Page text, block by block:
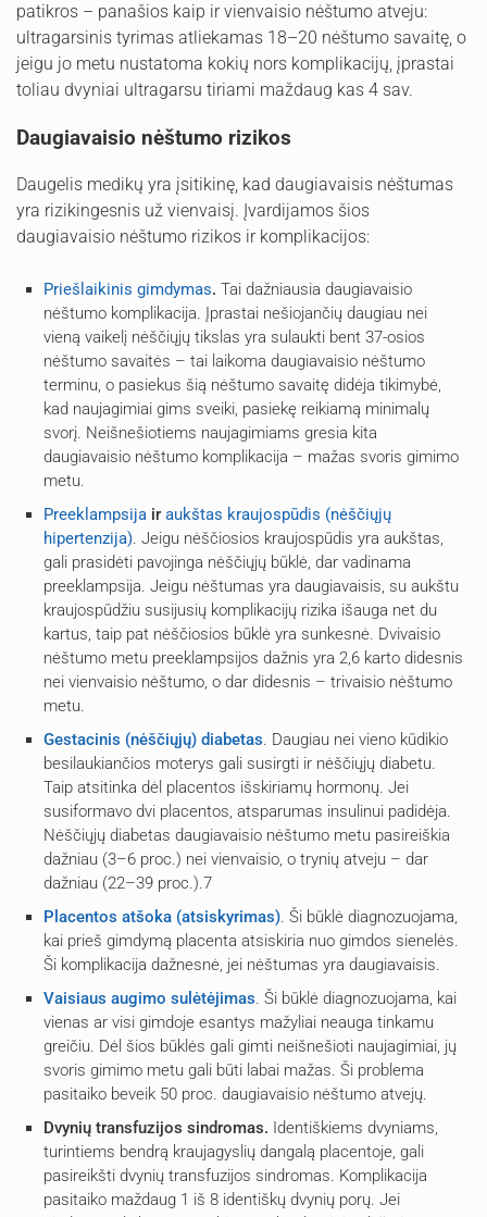
patikros – panašios kaip ir vienvaisio nėštumo atveju:
ultragarsinis tyrimas atliekamas 18–20 nėštumo savaitę, o
jeigu jo metu nustatoma kokių nors komplikacijų, įprastai
toliau dvyniai ultragarsu tiriami maždaug kas 4 sav.
Daugiavaisio nėštumo rizikos
Daugelis medikų yra įsitikinę, kad daugiavaisis nėštumas
yra rizikingesnis už vienvaisį. Įvardijamos šios
daugiavaisio nėštumo rizikos ir komplikacijos:
Priešlaikinis gimdymas. Tai dažniausia daugiavaisio
nėštumo komplikacija. Įprastai nešiojančių daugiau nei
vieną vaikelį nėščiųjų tikslas yra sulaukti bent 37-osios
nėštumo savaitės – tai laikoma daugiavaisio nėštumo
terminu, o pasiekus šią nėštumo savaitę didėja tikimybė,
kad naujagimiai gims sveiki, pasiekę reikiamą minimalų
svorį. Neišnešiotiems naujagimiams gresia kita
daugiavaisio nėštumo komplikacija – mažas svoris gimimo
metu.
Preeklampsija ir aukštas kraujospūdis (nėščiųjų
hipertenzija). Jeigu nėščiosios kraujospūdis yra aukštas,
gali prasidėti pavojinga nėščiųjų būklė, dar vadinama
preeklampsija. Jeigu nėštumas yra daugiavaisis, su aukštu
kraujospūdžiu susijusių komplikacijų rizika išauga net du
kartus, taip pat nėščiosios būklė yra sunkesnė. Dvivaisio
nėštumo metu preeklampsijos dažnis yra 2,6 karto didesnis
nei vienvaisio nėštumo, o dar didesnis – trivaisio nėštumo
metu.
Gestacinis (nėščiųjų) diabetas. Daugiau nei vieno kūdikio
besilaukiančios moterys gali susirgti ir nėščiųjų diabetu.
Taip atsitinka dėl placentos išskiriamų hormonų. Jei
susiformavo dvi placentos, atsparumas insulinui padidėja.
Nėščiųjų diabetas daugiavaisio nėštumo metu pasireiškia
dažniau (3–6 proc.) nei vienvaisio, o trynių atveju – dar
dažniau (22–39 proc.).7
Placentos atšoka (atsiskyrimas). Ši būklė diagnozuojama,
kai prieš gimdymą placenta atsiskiria nuo gimdos sienelės.
Ši komplikacija dažnesnė, jei nėštumas yra daugiavaisis.
Vaisiaus augimo sulėtėjimas. Ši būklė diagnozuojama, kai
vienas ar visi gimdoje esantys mažyliai neauga tinkamu
greičiu. Dėl šios būklės gali gimti neišnešioti naujagimiai, jų
svoris gimimo metu gali būti labai mažas. Ši problema
pasitaiko beveik 50 proc. daugiavaisio nėštumo atvejų.
Dvynių transfuzijos sindromas. Identiškiems dvyniams,
turintiems bendrą kraujagyslių dangalą placentoje, gali
pasireikšti dvynių transfuzijos sindromas. Komplikacija
pasitaiko maždaug 1 iš 8 identiškų dvynių porų. Jei